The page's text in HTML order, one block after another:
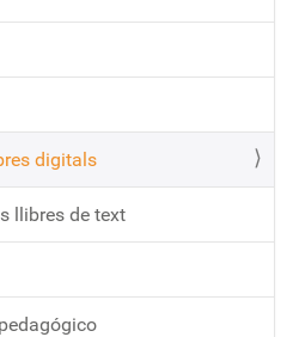
digitals
llibres de text